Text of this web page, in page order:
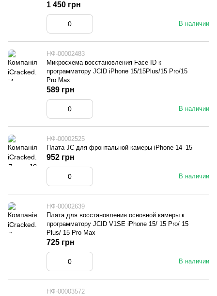
В наличии
1 450 грн
НФ-00002483
Микросхема восстановления Face ID к
программатору JCID iPhone 15/15Plus/15 Pro/15
Pro Max
В наличии
589 грн
НФ-00002525
Плата JC для фронтальной камеры iPhone 14–15
В наличии
952 грн
НФ-00002639
Плата для восстановления основной камеры к
программатору JCID V1SE iPhone 15/ 15 Pro/ 15
Plus/ 15 Pro Max
В наличии
725 грн
НФ-00003572